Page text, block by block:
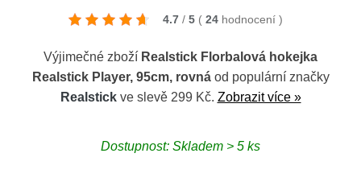
4.7 / 5 ( 24 hodnocení )
Výjimečné zboží Realstick Florbalová hokejka
Realstick Player, 95cm, rovnáod populární značky
Realstickve slevě 299 Kč. Zobrazit více »
Dostupnost: Skladem > 5 ks